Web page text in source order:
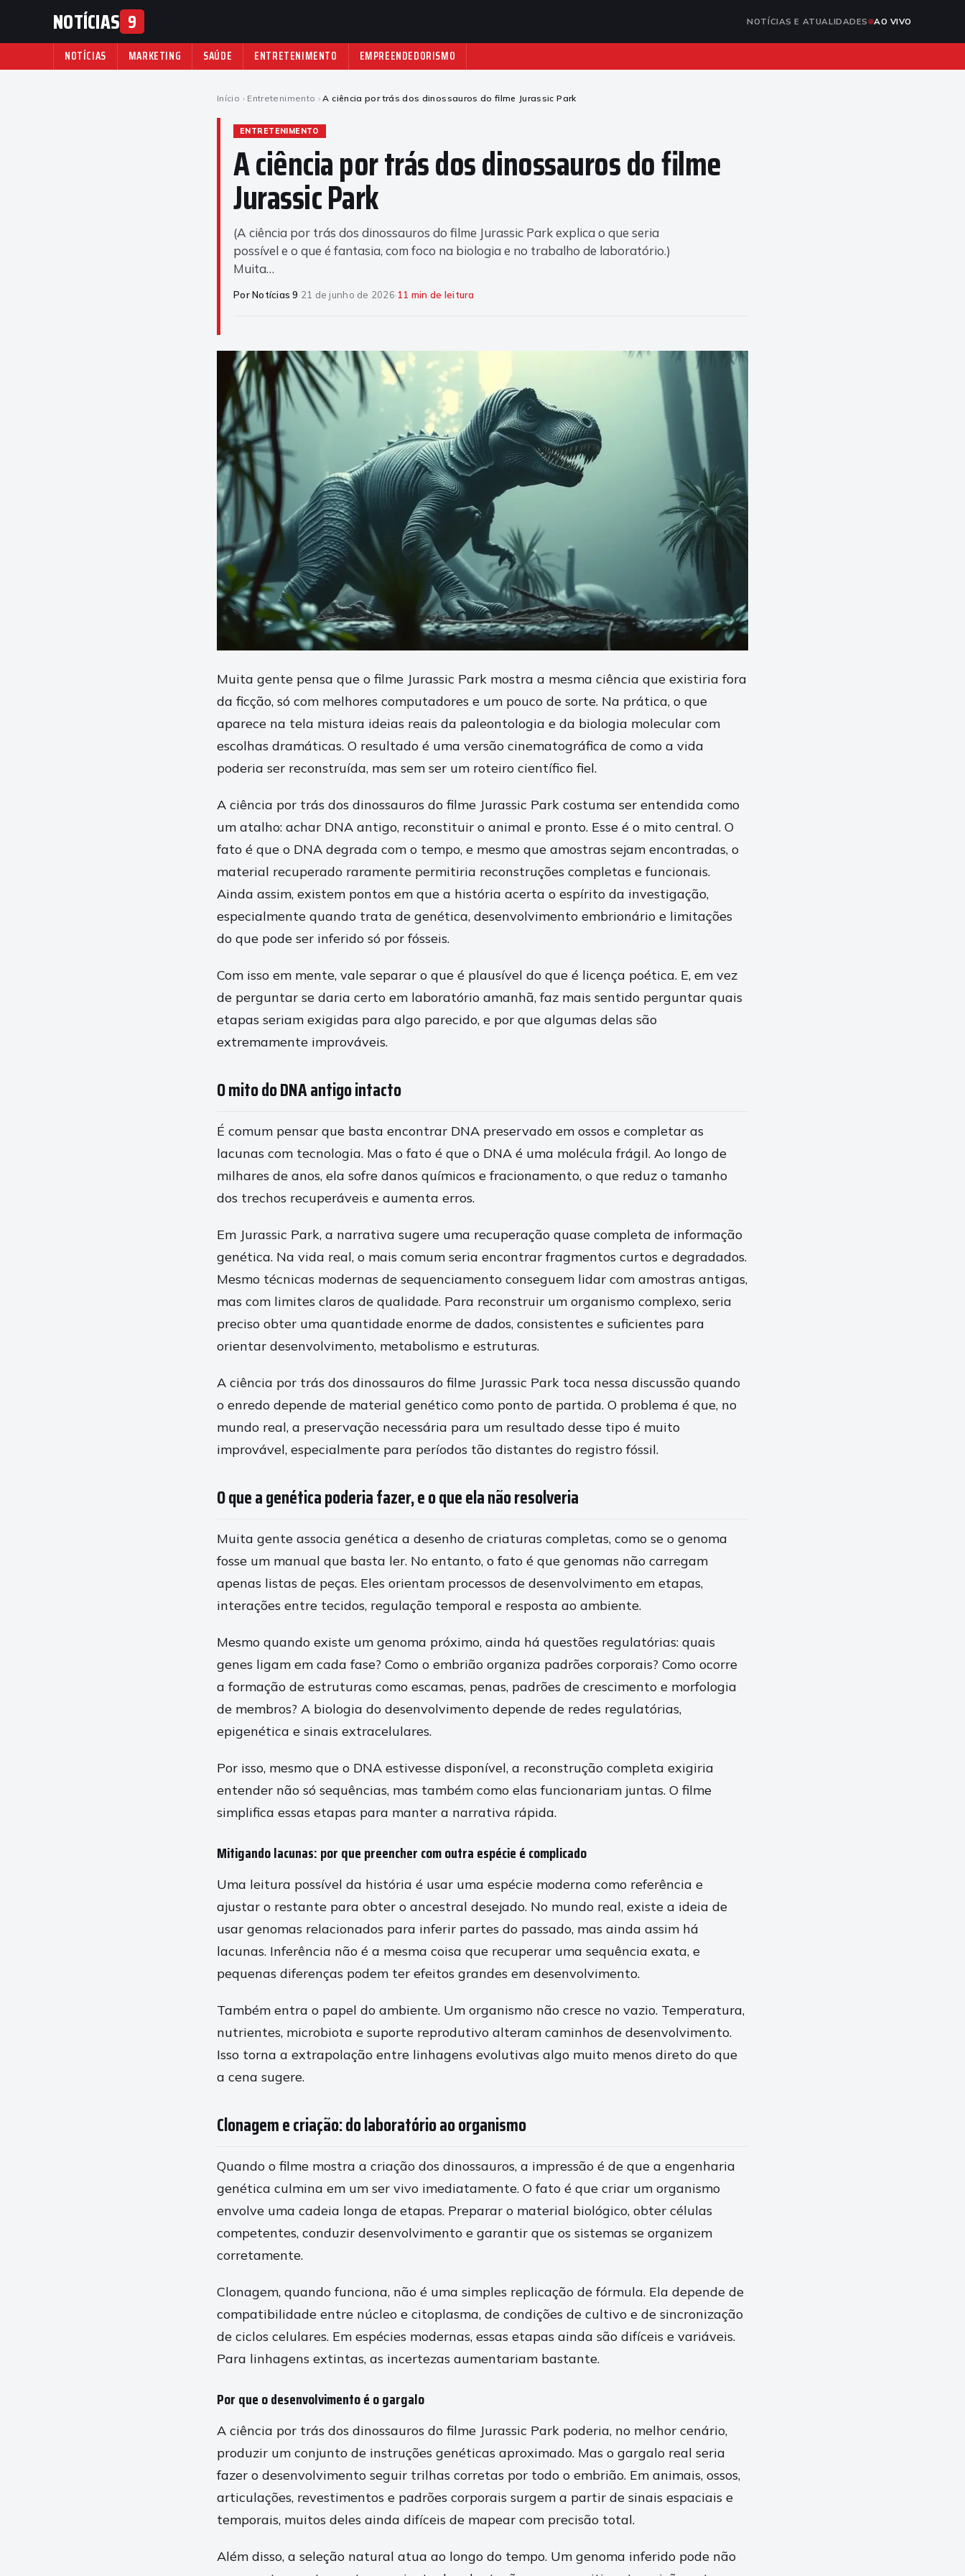
NOTÍCIAS 9 NOTÍCIAS E ATUALIDADES AO VIVO
NOTÍCIAS MARKETING SAÚDE ENTRETENIMENTO EMPREENDEDORISMO
Início › Entretenimento › A ciência por trás dos dinossauros do filme Jurassic Park
ENTRETENIMENTO
A ciência por trás dos dinossauros do filme
Jurassic Park
(A ciência por trás dos dinossauros do filme Jurassic Park explica o que seria
possível e o que é fantasia, com foco na biologia e no trabalho de laboratório.)
Muita…
Por Notícias 9·21 de junho de 2026·11 min de leitura
Muita gente pensa que o filme Jurassic Park mostra a mesma ciência que existiria fora
da ficção, só com melhores computadores e um pouco de sorte. Na prática, o que
aparece na tela mistura ideias reais da paleontologia e da biologia molecular com
escolhas dramáticas. O resultado é uma versão cinematográfica de como a vida
poderia ser reconstruída, mas sem ser um roteiro científico fiel.
A ciência por trás dos dinossauros do filme Jurassic Park costuma ser entendida como
um atalho: achar DNA antigo, reconstituir o animal e pronto. Esse é o mito central. O
fato é que o DNA degrada com o tempo, e mesmo que amostras sejam encontradas, o
material recuperado raramente permitiria reconstruções completas e funcionais.
Ainda assim, existem pontos em que a história acerta o espírito da investigação,
especialmente quando trata de genética, desenvolvimento embrionário e limitações
do que pode ser inferido só por fósseis.
Com isso em mente, vale separar o que é plausível do que é licença poética. E, em vez
de perguntar se daria certo em laboratório amanhã, faz mais sentido perguntar quais
etapas seriam exigidas para algo parecido, e por que algumas delas são
extremamente improváveis.
O mito do DNA antigo intacto
É comum pensar que basta encontrar DNA preservado em ossos e completar as
lacunas com tecnologia. Mas o fato é que o DNA é uma molécula frágil. Ao longo de
milhares de anos, ela sofre danos químicos e fracionamento, o que reduz o tamanho
dos trechos recuperáveis e aumenta erros.
Em Jurassic Park, a narrativa sugere uma recuperação quase completa de informação
genética. Na vida real, o mais comum seria encontrar fragmentos curtos e degradados.
Mesmo técnicas modernas de sequenciamento conseguem lidar com amostras antigas,
mas com limites claros de qualidade. Para reconstruir um organismo complexo, seria
preciso obter uma quantidade enorme de dados, consistentes e suficientes para
orientar desenvolvimento, metabolismo e estruturas.
A ciência por trás dos dinossauros do filme Jurassic Park toca nessa discussão quando
o enredo depende de material genético como ponto de partida. O problema é que, no
mundo real, a preservação necessária para um resultado desse tipo é muito
improvável, especialmente para períodos tão distantes do registro fóssil.
O que a genética poderia fazer, e o que ela não resolveria
Muita gente associa genética a desenho de criaturas completas, como se o genoma
fosse um manual que basta ler. No entanto, o fato é que genomas não carregam
apenas listas de peças. Eles orientam processos de desenvolvimento em etapas,
interações entre tecidos, regulação temporal e resposta ao ambiente.
Mesmo quando existe um genoma próximo, ainda há questões regulatórias: quais
genes ligam em cada fase? Como o embrião organiza padrões corporais? Como ocorre
a formação de estruturas como escamas, penas, padrões de crescimento e morfologia
de membros? A biologia do desenvolvimento depende de redes regulatórias,
epigenética e sinais extracelulares.
Por isso, mesmo que o DNA estivesse disponível, a reconstrução completa exigiria
entender não só sequências, mas também como elas funcionariam juntas. O filme
simplifica essas etapas para manter a narrativa rápida.
Mitigando lacunas: por que preencher com outra espécie é complicado
Uma leitura possível da história é usar uma espécie moderna como referência e
ajustar o restante para obter o ancestral desejado. No mundo real, existe a ideia de
usar genomas relacionados para inferir partes do passado, mas ainda assim há
lacunas. Inferência não é a mesma coisa que recuperar uma sequência exata, e
pequenas diferenças podem ter efeitos grandes em desenvolvimento.
Também entra o papel do ambiente. Um organismo não cresce no vazio. Temperatura,
nutrientes, microbiota e suporte reprodutivo alteram caminhos de desenvolvimento.
Isso torna a extrapolação entre linhagens evolutivas algo muito menos direto do que
a cena sugere.
Clonagem e criação: do laboratório ao organismo
Quando o filme mostra a criação dos dinossauros, a impressão é de que a engenharia
genética culmina em um ser vivo imediatamente. O fato é que criar um organismo
envolve uma cadeia longa de etapas. Preparar o material biológico, obter células
competentes, conduzir desenvolvimento e garantir que os sistemas se organizem
corretamente.
Clonagem, quando funciona, não é uma simples replicação de fórmula. Ela depende de
compatibilidade entre núcleo e citoplasma, de condições de cultivo e de sincronização
de ciclos celulares. Em espécies modernas, essas etapas ainda são difíceis e variáveis.
Para linhagens extintas, as incertezas aumentariam bastante.
Por que o desenvolvimento é o gargalo
A ciência por trás dos dinossauros do filme Jurassic Park poderia, no melhor cenário,
produzir um conjunto de instruções genéticas aproximado. Mas o gargalo real seria
fazer o desenvolvimento seguir trilhas corretas por todo o embrião. Em animais, ossos,
articulações, revestimentos e padrões corporais surgem a partir de sinais espaciais e
temporais, muitos deles ainda difíceis de mapear com precisão total.
Além disso, a seleção natural atua ao longo do tempo. Um genoma inferido pode não